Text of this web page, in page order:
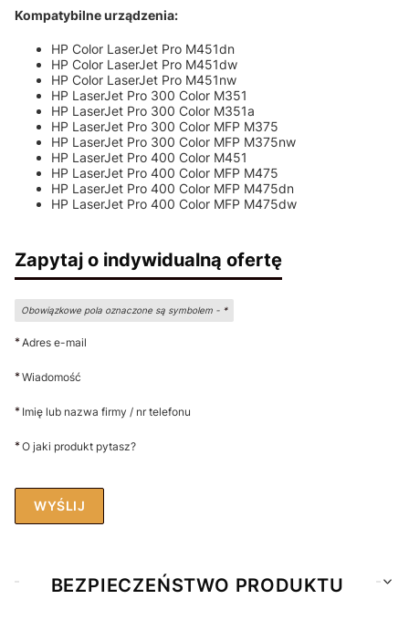
Kompatybilne urządzenia:
HP Color LaserJet Pro M451dn
HP Color LaserJet Pro M451dw
HP Color LaserJet Pro M451nw
HP LaserJet Pro 300 Color M351
HP LaserJet Pro 300 Color M351a
HP LaserJet Pro 300 Color MFP M375
HP LaserJet Pro 300 Color MFP M375nw
HP LaserJet Pro 400 Color M451
HP LaserJet Pro 400 Color MFP M475
HP LaserJet Pro 400 Color MFP M475dn
HP LaserJet Pro 400 Color MFP M475dw
Zapytaj o indywidualną ofertę
Obowiązkowe pola oznaczone są symbolem - *
*Adres e-mail
*Wiadomość
* Imię lub nazwa firmy / nr telefonu
*O jaki produkt pytasz?
WYŚLIJ
BEZPIECZEŃSTWO PRODUKTU